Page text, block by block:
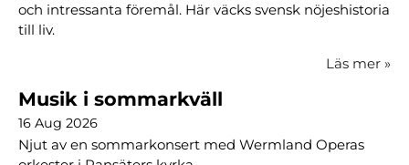
och intressanta föremål. Här väcks svensk nöjeshistoria
till liv.
Läs mer »
Musik i sommarkväll
16 Aug 2026
Njut av en sommarkonsert med Wermland Operas